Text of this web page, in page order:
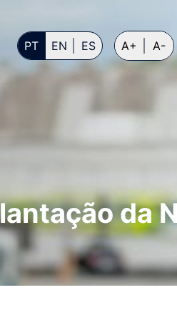
PT EN ES A+ A-
da